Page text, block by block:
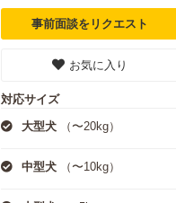
事前面談をリクエスト
お気に入り
対応サイズ
大型犬
（〜20kg）
中型犬 （〜10kg）